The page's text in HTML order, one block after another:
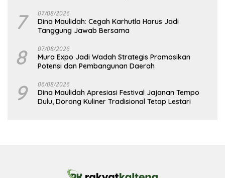
7 07/08/2026
Dina Maulidah: Cegah Karhutla Harus Jadi
Tanggung Jawab Bersama
8 07/08/2026
Mura Expo Jadi Wadah Strategis Promosikan
Potensi dan Pembangunan Daerah
9 06/08/2026
Dina Maulidah Apresiasi Festival Jajanan Tempo
Dulu, Dorong Kuliner Tradisional Tetap Lestari